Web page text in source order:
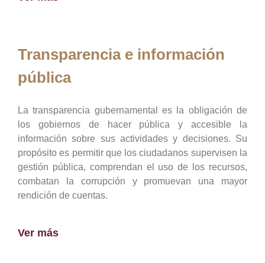
Transparencia e información
pública
La transparencia gubernamental es la obligación de
los gobiernos de hacer pública y accesible la
información sobre sus actividades y decisiones. Su
propósito es permitir que los ciudadanos supervisen la
gestión pública, comprendan el uso de los recursos,
combatan la corrupción y promuevan una mayor
rendición de cuentas.
Ver más